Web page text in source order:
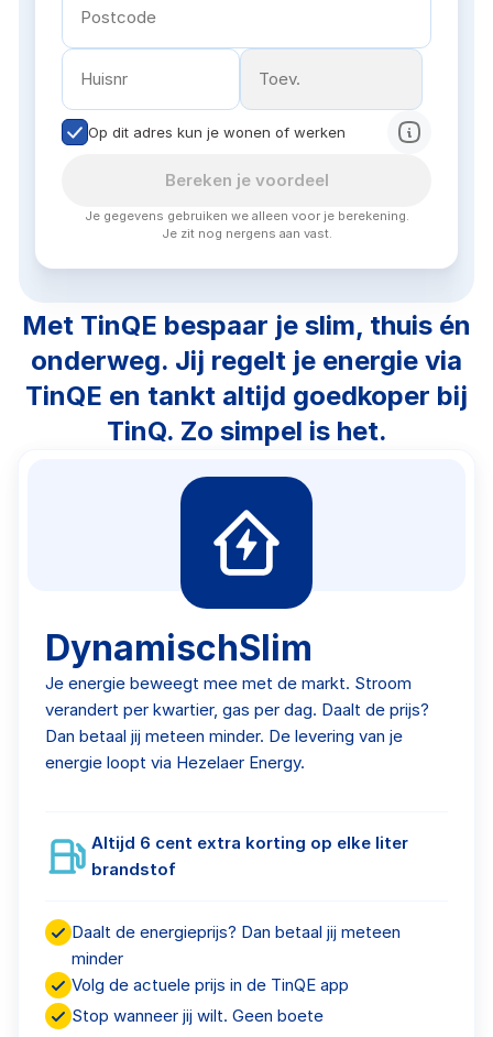
Op dit adres kun je wonen of werken
Bereken je voordeel
Je gegevens gebruiken we alleen voor je berekening.
Je zit nog nergens aan vast.
Met TinQE bespaar je slim, thuis én
onderweg. Jij regelt je energie via
TinQE en tankt altijd goedkoper bij
TinQ. Zo simpel is het.
DynamischSlim
Je energie beweegt mee met de markt. Stroom
verandert per kwartier, gas per dag. Daalt de prijs?
Dan betaal jij meteen minder. De levering van je
energie loopt via Hezelaer Energy.
Altijd 6 cent extra korting op elke liter
brandstof
Daalt de energieprijs? Dan betaal jij meteen
minder
Volg de actuele prijs in de TinQE app
Stop wanneer jij wilt. Geen boete